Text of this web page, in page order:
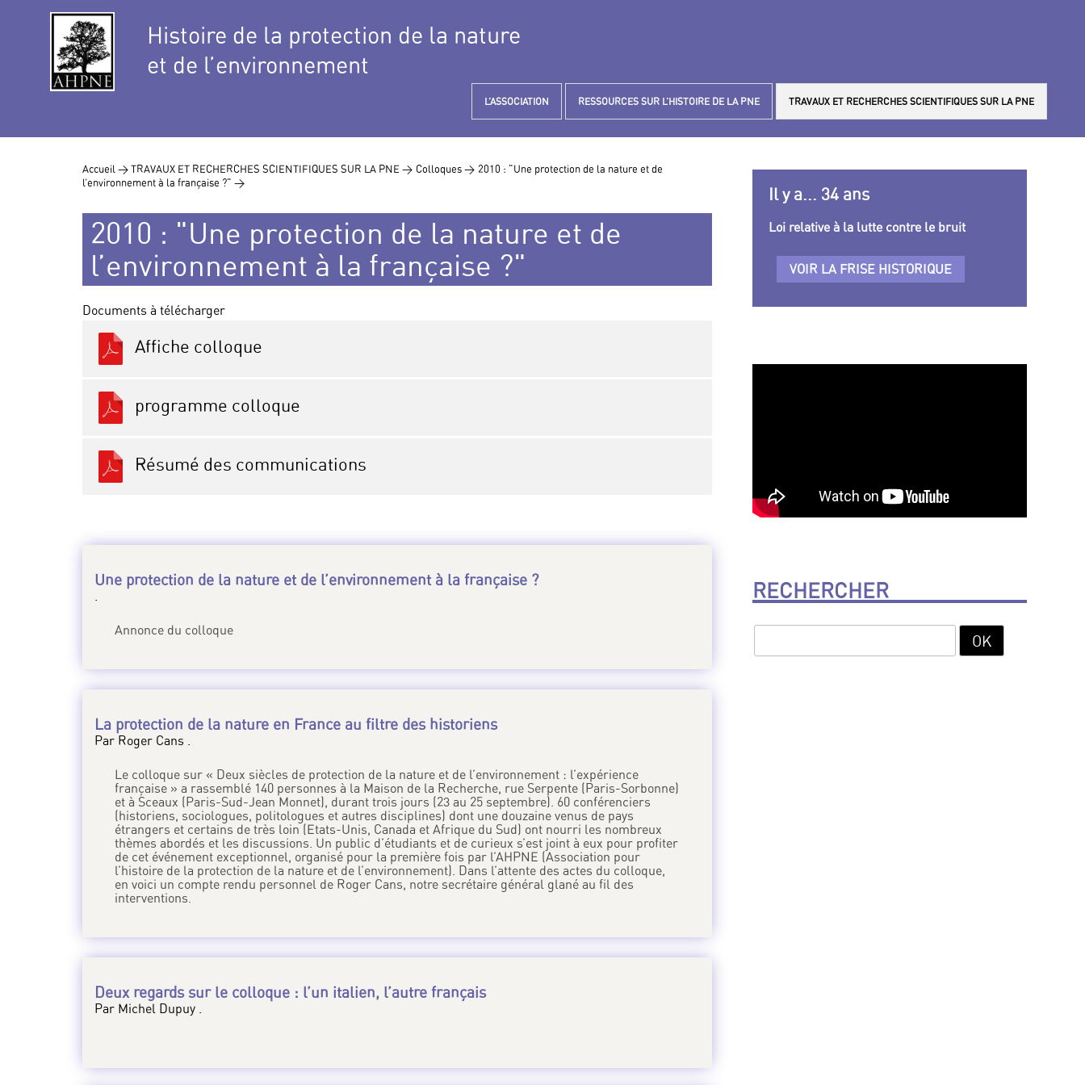
Histoire de la protection de la nature
et de l’environnement
L’ASSOCIATION RESSOURCES SUR L’HISTOIRE DE LA PNE TRAVAUX ET RECHERCHES SCIENTIFIQUES SUR LA PNE
Accueil >TRAVAUX ET RECHERCHES SCIENTIFIQUES SUR LA PNE > Colloques > 2010 : "Une protection de la nature et de
l’environnement à la française ?" >
2010 : "Une protection de la nature et de
l’environnement à la française ?"
Documents à télécharger
Affiche colloque
programme colloque
Résumé des communications
Une protection de la nature et de l’environnement à la française ?
.
Annonce du colloque
La protection de la nature en France au filtre des historiens
Par Roger Cans .
Le colloque sur « Deux siècles de protection de la nature et de l’environnement : l’expérience
française » a rassemblé 140 personnes à la Maison de la Recherche, rue Serpente (Paris-Sorbonne)
et à Sceaux (Paris-Sud-Jean Monnet), durant trois jours (23 au 25 septembre). 60 conférenciers
(historiens, sociologues, politologues et autres disciplines) dont une douzaine venus de pays
étrangers et certains de très loin (Etats-Unis, Canada et Afrique du Sud) ont nourri les nombreux
thèmes abordés et les discussions. Un public d’étudiants et de curieux s’est joint à eux pour profiter
de cet événement exceptionnel, organisé pour la première fois par l’AHPNE (Association pour
l’histoire de la protection de la nature et de l’environnement). Dans l’attente des actes du colloque,
en voici un compte rendu personnel de Roger Cans, notre secrétaire général glané au fil des
interventions.
Deux regards sur le colloque : l’un italien, l’autre français
Par Michel Dupuy .
Il y a... 34 ans
Loi relative à la lutte contre le bruit
VOIR LA FRISE HISTORIQUE
RECHERCHER